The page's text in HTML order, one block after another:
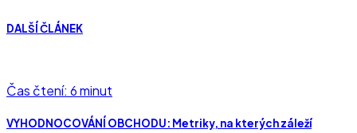
DALŠÍ ČLÁNEK
Čas čtení: 6 minut
VYHODNOCOVÁNÍ OBCHODU: Metriky, na kterých záleží